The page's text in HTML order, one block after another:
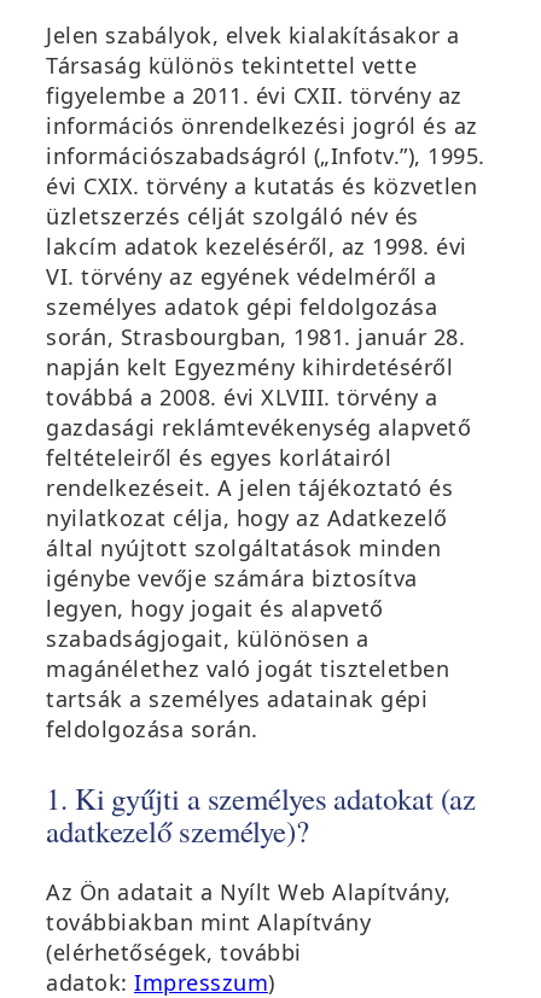
Jelen szabályok, elvek kialakításakor a
Társaság különös tekintettel vette
figyelembe a 2011. évi CXII. törvény az
információs önrendelkezési jogról és az
információszabadságról („Infotv.”), 1995.
évi CXIX. törvény a kutatás és közvetlen
üzletszerzés célját szolgáló név és
lakcím adatok kezeléséről, az 1998. évi
VI. törvény az egyének védelméről a
személyes adatok gépi feldolgozása
során, Strasbourgban, 1981. január 28.
napján kelt Egyezmény kihirdetéséről
továbbá a 2008. évi XLVIII. törvény a
gazdasági reklámtevékenység alapvető
feltételeiről és egyes korlátairól
rendelkezéseit. A jelen tájékoztató és
nyilatkozat célja, hogy az Adatkezelő
által nyújtott szolgáltatások minden
igénybe vevője számára biztosítva
legyen, hogy jogait és alapvető
szabadságjogait, különösen a
magánélethez való jogát tiszteletben
tartsák a személyes adatainak gépi
feldolgozása során.
1. Ki gyűjti a személyes adatokat (az
adatkezelő személye)?
Az Ön adatait a Nyílt Web Alapítvány,
továbbiakban mint Alapítvány
(elérhetőségek, további
adatok: Impresszum)